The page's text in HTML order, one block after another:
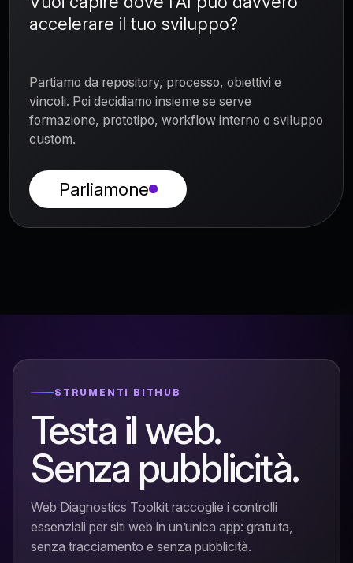
accelerare il tuo sviluppo?
Partiamo da repository, processo, obiettivi e
vincoli. Poi decidiamo insieme se serve
formazione, prototipo, workflow interno o sviluppo
custom.
Parliamone
STRUMENTI BITHUB
Testa il web.
Senza pubblicità.
Web Diagnostics Toolkit raccoglie i controlli
essenziali per siti web in un’unica app: gratuita,
senza tracciamento e senza pubblicità.